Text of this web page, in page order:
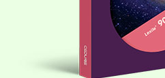
날, 누구를 기억해야 할까요?
팬지도 힐링이 필요해! Questions in
1일 1문장 Review